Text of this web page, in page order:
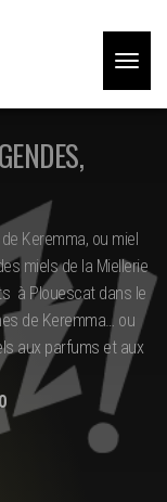
Toggle
Keremma, ou miel
miels de la Miellerie
à Plouescat dans le
de Keremma… ou
aux parfums et aux